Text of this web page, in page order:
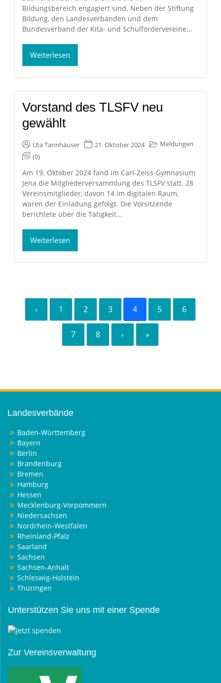
Bildungsbereich engagiert sind. Neben der Stiftung
Bildung, den Landesverbänden und dem
Bundesverband der Kita- und Schulfördervereine...
Weiterlesen
Vorstand des TLSFV neu
gewählt
Uta Tannhäuser 21. Oktober 2024
Meldungen
(0)
Am 19. Oktober 2024 fand im Carl-Zeiss-Gymnasium
Jena die Mitgliederversammlung des TLSFV statt. 28
Vereinsmitglieder, davon 14 im digitalen Raum,
waren der Einladung gefolgt. Die Vorsitzende
berichtete über die Tätigkeit...
Weiterlesen
‹ 1 2 3 4 5 6
7 8 › »
Landesverbände
Baden-Württemberg
Bayern
Berlin
Brandenburg
Bremen
Hamburg
Hessen
Mecklenburg-Vorpommern
Niedersachsen
Nordrhein-Westfalen
Rheinland-Pfalz
Saarland
Sachsen
Sachsen-Anhalt
Schleswig-Holstein
Thüringen
Unterstützen Sie uns mit einer Spende
Zur Vereinsverwaltung